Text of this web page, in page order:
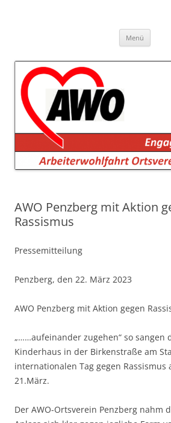
Menü
AWO Penzberg mit Aktion
Rassismus
Pressemitteilung
Penzberg, den 22. März 2023
AWO Penzberg mit Aktion gegen
„……aufeinander zugehen“ so sangen
Kinderhaus in der Birkenstraße am
internationalen Tag gegen Rassismus
21.März.
Der AWO-Ortsverein Penzberg nahm